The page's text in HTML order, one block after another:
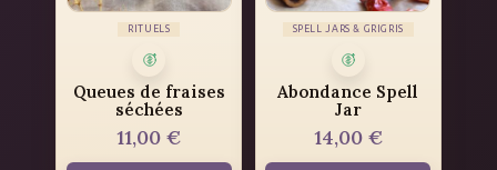
RITUELS
Queues de fraises
séchées
11,00€
SPELL JARS & GRIGRIS
Abondance Spell
Jar
14,00 €